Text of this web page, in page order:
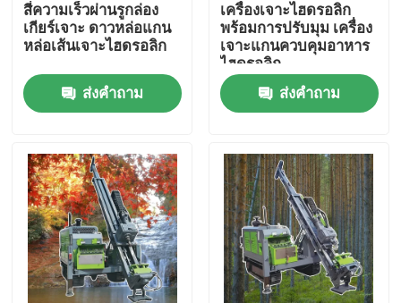
เกี่ยวกับเรา
ทัวร์โรงงาน
สี่ความเร็วผ่านรูกล่อง
เกียร์เจาะ ดาวหล่อแกน
หล่อเส้นเจาะไฮดรอลิก
ส่งคำถาม
เครื่องเจาะไฮดรอลิก
พร้อมการปรับมุม เครื่อง
เจาะแกนควบคุมอาหาร
ไฮดรอลิก
ส่งคำถาม